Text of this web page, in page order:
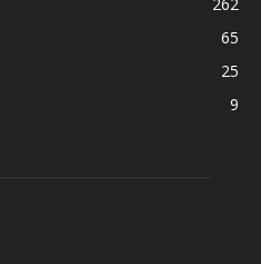
262
65
25
9